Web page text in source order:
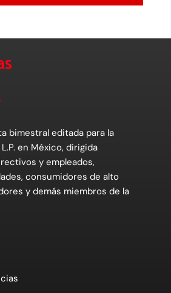
bimestral editada para la
en México, dirigida
y empleados,
consumidores de alto
y demás miembros de la